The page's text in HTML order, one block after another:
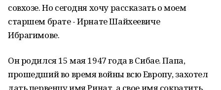
совхозе. Но сегодня хочу рассказать о моем
старшем брате - Ирнате Шайхеевиче
Ибрагимове.
Он родился 15 мая 1947 года в Сибае. Папа,
прошедший во время войны всю Европу, захотел